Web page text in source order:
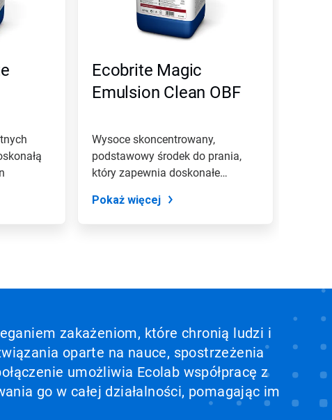
Ecobrite Magic
Emulsion Clean OBF
Wysoce skoncentrowany,
podstawowy środek do prania,
który zapewnia doskonałe
Pokaż więcej
zakażeniom, które chronią ludzi i
oparte na nauce, spostrzeżenia
umożliwia Ecolab współpracę z
go w całej działalności, pomagając im